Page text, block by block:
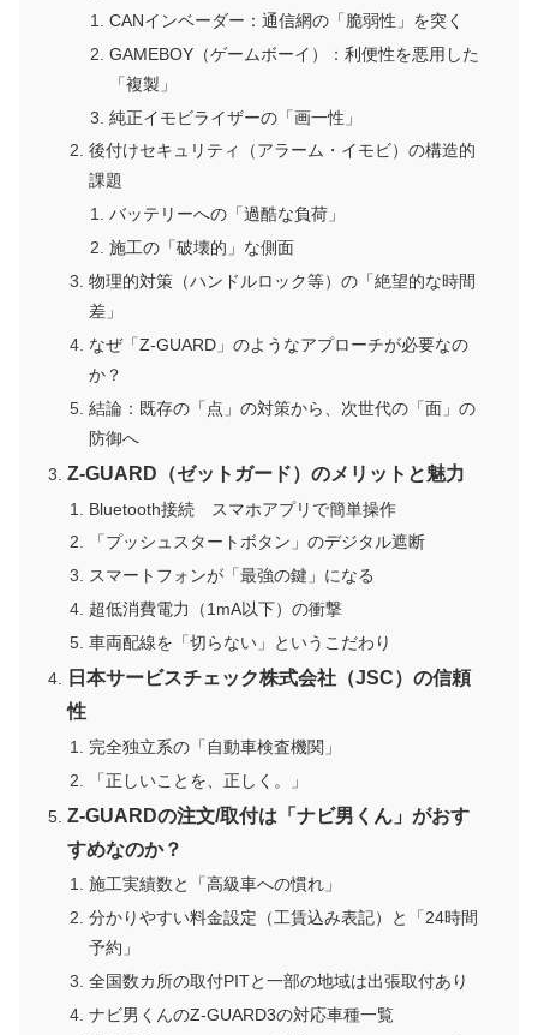
CANインベーダー：通信網の「脆弱性」を突く
GAMEBOY（ゲームボーイ）：利便性を悪用した
「複製」
純正イモビライザーの「画一性」
後付けセキュリティ（アラーム・イモビ）の構造的
課題
バッテリーへの「過酷な負荷」
施工の「破壊的」な側面
物理的対策（ハンドルロック等）の「絶望的な時間
差」
なぜ「Z-GUARD」のようなアプローチが必要なの
か？
結論：既存の「点」の対策から、次世代の「面」の
防御へ
Z-GUARD（ゼットガード）のメリットと魅力
Bluetooth接続 スマホアプリで簡単操作
「プッシュスタートボタン」のデジタル遮断
スマートフォンが「最強の鍵」になる
超低消費電力（1mA以下）の衝撃
車両配線を「切らない」というこだわり
日本サービスチェック株式会社（JSC）の信頼
性
完全独立系の「自動車検査機関」
「正しいことを、正しく。」
Z-GUARDの注文/取付は「ナビ男くん」がおす
すめなのか？
施工実績数と「高級車への慣れ」
分かりやすい料金設定（工賃込み表記）と「24時間
予約」
全国数カ所の取付PITと一部の地域は出張取付あり
ナビ男くんのZ-GUARD3の対応車種一覧